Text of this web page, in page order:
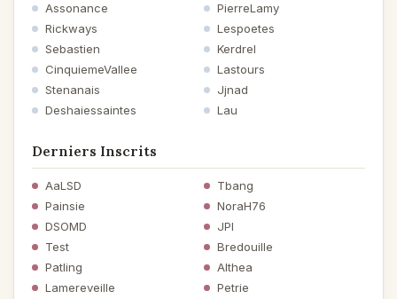
Assonance
PierreLamy
Rickways
Lespoetes
Sebastien
Kerdrel
CinquiemeVallee
Lastours
Stenanais
Jjnad
Deshaiessaintes
Lau
Derniers Inscrits
AaLSD
Tbang
Painsie
NoraH76
DSOMD
JPI
Test
Bredouille
Patling
Althea
Lamereveille
Petrie